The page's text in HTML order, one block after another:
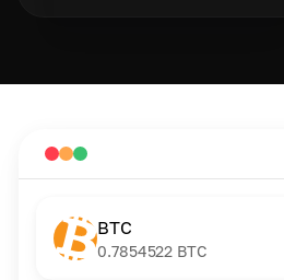
BTC
0.7854522 BTC